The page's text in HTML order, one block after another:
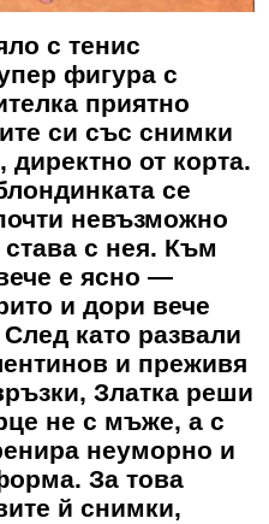
с тенис
фигура с
приятно
си със снимки
от корта.
се
невъзможно
става с нея. Към
е ясно —
и дори вече
като развали
и преживя
Златка реши
не с мъже, а с
неуморно и
За това
й снимки,